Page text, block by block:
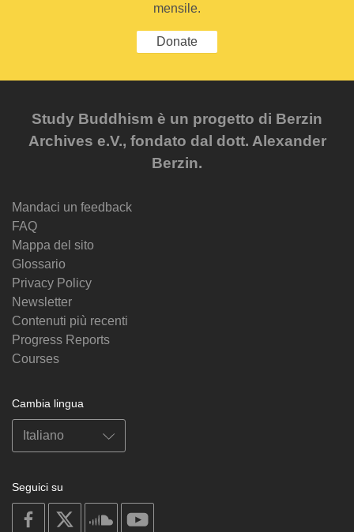
mensile.
Donate
Study Buddhism è un progetto di Berzin
Archives e.V., fondato dal dott. Alexander
Berzin.
Mandaci un feedback
FAQ
Mappa del sito
Glossario
Privacy Policy
Newsletter
Contenuti più recenti
Progress Reports
Courses
Cambia lingua
Seguici su
on
facebook
soundcloud